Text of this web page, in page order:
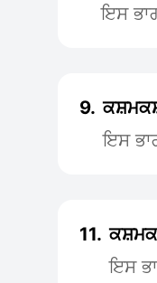
ਇਸ
9.
ਇਸ
11.
ਇਸ